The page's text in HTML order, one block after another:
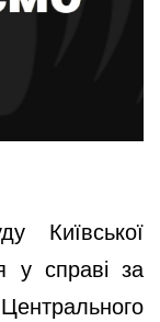
Київської
у справі за